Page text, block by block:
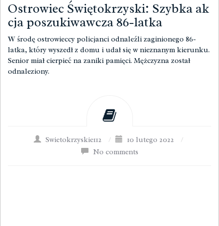
Ostrowiec Świętokrzyski: Szybka ak
cja poszukiwawcza 86-latka
W środę ostrowieccy policjanci odnaleźli zaginionego 86-
latka, który wyszedł z domu i udał się w nieznanym kierunku.
Senior miał cierpieć na zaniki pamięci. Mężczyzna został
odnaleziony.
Swietokrzyskie112 / 10 lutego 2022
/
No comments